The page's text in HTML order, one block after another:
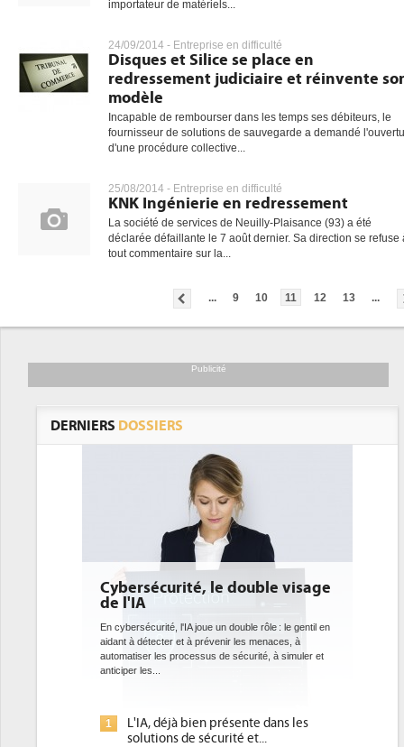
importateur de matériels...
24/09/2014 - Entreprise en difficulté
Disques et Silice se place en
redressement judiciaire et réinvente
modèle
Incapable de rembourser dans les temps ses débiteurs, le
fournisseur de solutions de sauvegarde a demandé
d'une procédure collective...
25/08/2014 - Entreprise en difficulté
KNK Ingénierie en redressement
La société de services de Neuilly-Plaisance (93) a été
déclarée défaillante le 7 août dernier. Sa direction se refuse
tout commentaire sur la...
... 9 10 11 12 13 ...
Publicité
DERNIERS DOSSIERS
le double visage
joue un double rôle : le gentil en
prévenir les menaces, à
de sécurité, à simuler et
présente dans les
DEE: l'efficacité énergétique
bientôt une obligation pour
datacenters
Des datacenters plus durables et plus efficaces,
ce que recherchent les pouvoirs publics
1
Qu'est-ce que la DEE (directive
d'efficacité énergétique) ?